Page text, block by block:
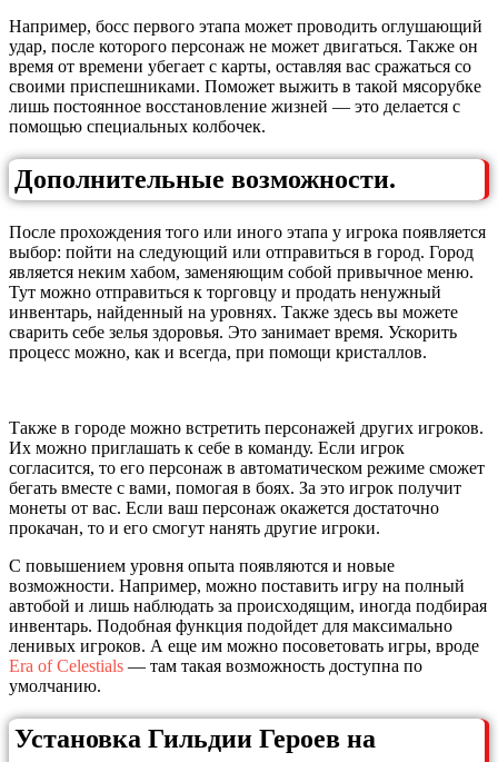
Например, босс первого этапа может проводить оглушающий
удар, после которого персонаж не может двигаться. Также он
время от времени убегает с карты, оставляя вас сражаться со
своими приспешниками. Поможет выжить в такой мясорубке
лишь постоянное восстановление жизней — это делается с
помощью специальных колбочек.
Дополнительные возможности.
После прохождения того или иного этапа у игрока появляется
выбор: пойти на следующий или отправиться в город. Город
является неким хабом, заменяющим собой привычное меню.
Тут можно отправиться к торговцу и продать ненужный
инвентарь, найденный на уровнях. Также здесь вы можете
сварить себе зелья здоровья. Это занимает время. Ускорить
процесс можно, как и всегда, при помощи кристаллов.
Также в городе можно встретить персонажей других игроков.
Их можно приглашать к себе в команду. Если игрок
согласится, то его персонаж в автоматическом режиме сможет
бегать вместе с вами, помогая в боях. За это игрок получит
монеты от вас. Если ваш персонаж окажется достаточно
прокачан, то и его смогут нанять другие игроки.
С повышением уровня опыта появляются и новые
возможности. Например, можно поставить игру на полный
автобой и лишь наблюдать за происходящим, иногда подбирая
инвентарь. Подобная функция подойдет для максимально
ленивых игроков. А еще им можно посоветовать игры, вроде
Era of Celestials — там такая возможность доступна по
умолчанию.
Установка Гильдии Героев на